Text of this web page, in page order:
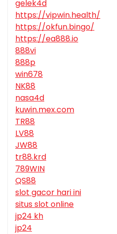
gelek4d
https://vipwin.health/
https://okfun.bingo/
https://ea888.io
888vi
888p
win678
NK88
nasa4d
kuwin.mex.com
TR88
LV88
JW88
tr88.krd
789WIN
QS88
slot gacor hari ini
situs slot online
jp24 kh
jp24